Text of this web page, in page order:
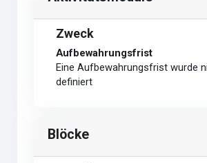
Zweck
Aufbewahrungsfrist
Eine Aufbewahrungsfrist wurde
definiert
Blöcke